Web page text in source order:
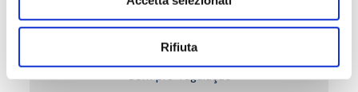
Rifiuta
detentor de esquadria, cabeça termostática
PD, engate de cobre, plástico e multicamada.
Com pré-regulação